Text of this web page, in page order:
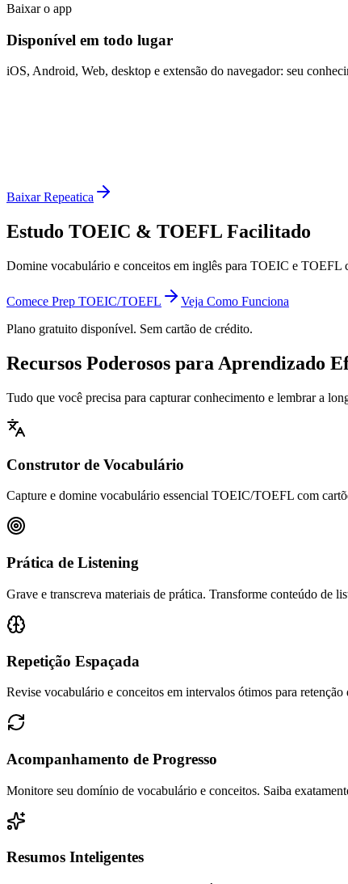
Baixar o app
Disponível em todo lugar
iOS, Android, Web, desktop e extensão do navegador: seu
Baixar Repeatica
Estudo TOEIC & TOEFL Facilitado
Domine vocabulário e conceitos em inglês para TOEIC e TOEFL
Comece Prep TOEIC/TOEFL
Veja Como Funciona
Plano gratuito disponível. Sem cartão de crédito.
Recursos Poderosos para Aprendizado
Tudo que você precisa para capturar conhecimento e lembrar a
Construtor de Vocabulário
Capture e domine vocabulário essencial TOEIC/TOEFL com
Prática de Listening
Grave e transcreva materiais de prática. Transforme conteúdo de
Repetição Espaçada
Revise vocabulário e conceitos em intervalos ótimos para retenção
Acompanhamento de Progresso
Monitore seu domínio de vocabulário e conceitos. Saiba
Resumos Inteligentes